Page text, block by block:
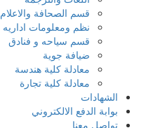
قسم الصحافة والاعلام
نظم ومعلومات اداريه
قسم سياحه و فنادق
ضيافة جوية
معادلة كلية هندسة
معادلة كلية تجارة
الشهادات
بوابة الدفع الالكتروني
تواصل معنا